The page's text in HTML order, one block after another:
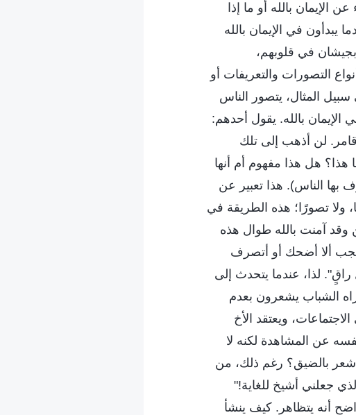
بالله أو ما إذا
يبدأون في الإيمان بالله
في قلوبهم،
التصورات والتعريفات أو
سبيل المثال، يتصور الناس
بالله. يقول أحدهم:
لن أذهب إلى تلك
هل هذا مفهوم أم أنها
بها الناس). هذا تعبير عن
ولا تصورًا؛ هذه الطريقة في
وقد آمنت بالله طوال هذه
ألا أضحك أو أتصرف
لذا، عندما يتحدث إلى
الشباب يشعرون بعدم
ويعتقد الأخ
عن المشاهدة لكنه لا
أشعر بالضيق؟ رغم ذلك، من
جعلني أشيخ للغاية!"
أنه يتظاهر. كيف ينشأ